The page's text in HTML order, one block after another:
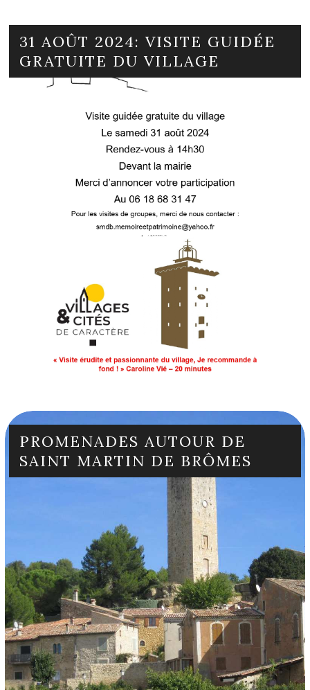
31 AOÛT 2024: VISITE GUIDÉE
GRATUITE DU VILLAGE
PROMENADES AUTOUR DE
SAINT MARTIN DE BRÔMES